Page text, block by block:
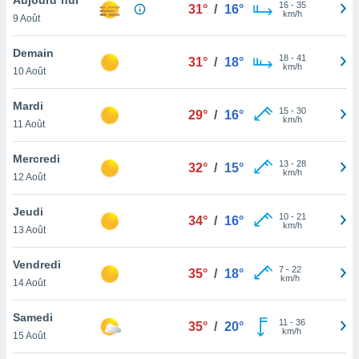
et
»,
au
vous
qu'ils
ou
le
ainsi
un
la
du
9 Août
31° / 16° 16- 35
km/h
Demain
10 Août
31° / 18° 18- 41
km/h
Mardi
11 Août
29° / 16° 15- 30
km/h
Mercredi
12 Août
32° / 15° 13- 28
km/h
Jeudi
13 Août
34° / 16° 10- 21
km/h
Vendredi
14 Août
35° / 18° 7- 22
km/h
Samedi
15 Août
35° / 20° 11 - 36
km/h